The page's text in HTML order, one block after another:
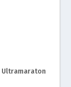
Ultramaraton